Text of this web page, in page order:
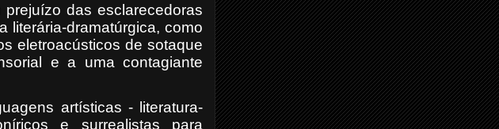
das esclarecedoras
literária-dramatúrgica, como
eletroacústicos de sotaque
e a uma contagiante
artísticas - literatura-
e surrealistas para